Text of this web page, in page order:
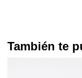
También te